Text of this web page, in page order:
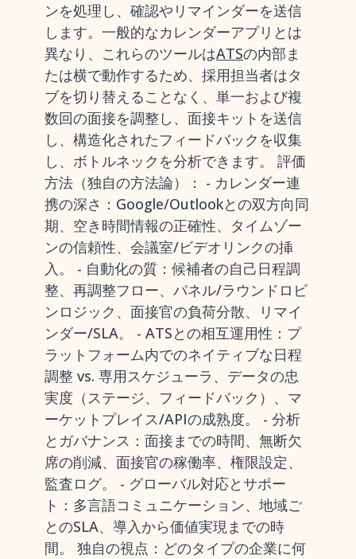
ンを処理し、確認やリマインダーを送信
します。一般的なカレンダーアプリとは
異なり、これらのツールはATSの内部ま
たは横で動作するため、採用担当者はタ
ブを切り替えることなく、単一および複
数回の面接を調整し、面接キットを送信
し、構造化されたフィードバックを収集
し、ボトルネックを分析できます。 評価
方法（独自の方法論）： - カレンダー連
携の深さ：Google/Outlookとの双方向同
期、空き時間情報の正確性、タイムゾー
ンの信頼性、会議室/ビデオリンクの挿
入。 - 自動化の質：候補者の自己日程調
整、再調整フロー、パネル/ラウンドロビ
ンロジック、面接官の負荷分散、リマイ
ンダー/SLA。 - ATSとの相互運用性：プ
ラットフォーム内でのネイティブな日程
調整 vs. 専用スケジューラ、データの忠
実度（ステージ、フィードバック）、マ
ーケットプレイス/APIの成熟度。 - 分析
とガバナンス：面接までの時間、無断欠
席の削減、面接官の稼働率、権限設定、
監査ログ。 - グローバル対応とサポー
ト：多言語コミュニケーション、地域ご
とのSLA、導入から価値実現までの時
間。 独自の視点：どのタイプの企業に何